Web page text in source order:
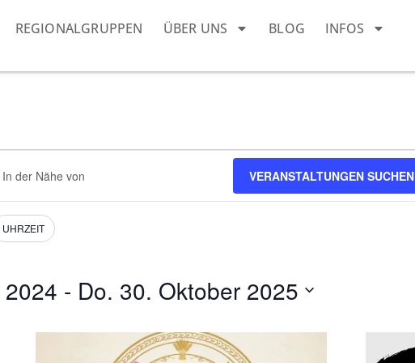
REGIONALGRUPPEN ÜBER UNS BLOG INFOS
VERANSTALTUNGEN SUCHEN
UHRZEIT
- Do. 30. Oktober 2025